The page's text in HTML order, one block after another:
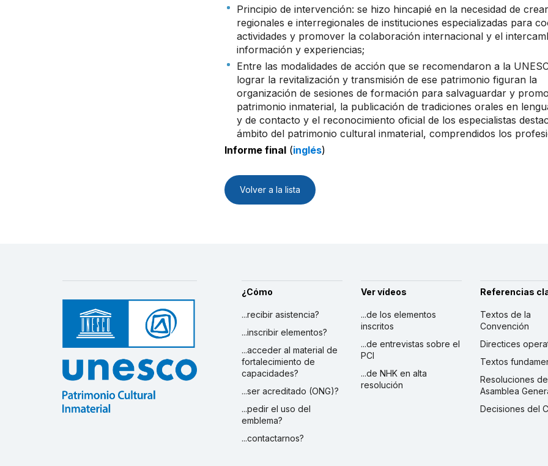
Principio de intervención: se hizo hincapié en la necesidad de
regionales e interregionales de instituciones especializadas para
actividades y promover la colaboración internacional y el
información y experiencias;
Entre las modalidades de acción que se recomendaron a la
lograr la revitalización y transmisión de ese patrimonio figuran la
organización de sesiones de formación para salvaguardar y
patrimonio inmaterial, la publicación de tradiciones orales en
y de contacto y el reconocimiento oficial de los especialistas
ámbito del patrimonio cultural inmaterial, comprendidos los
Informe final (inglés)
Volver a la lista
¿Cómo
...recibir asistencia?
...inscribir elementos?
...acceder al material de
fortalecimiento de
capacidades?
...ser acreditado (ONG)?
...pedir el uso del
emblema?
...contactarnos?
Ver vídeos
...de los elementos
inscritos
...de entrevistas sobre el
PCI
...de NHK en alta
resolución
Referencias
Textos de la
Convención
Directices
Textos
Resoluciones
Asamblea
Decisiones del